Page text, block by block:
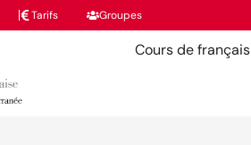
Tarifs Groupes
Cours de français